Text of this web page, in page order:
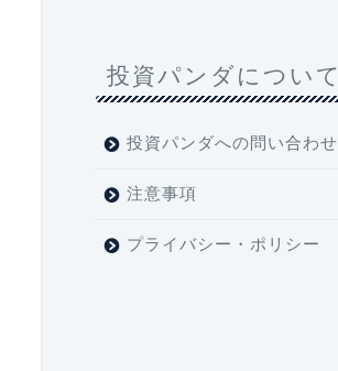
投資パンダについて
投資パンダへの問い合わせ
注意事項
プライバシー・ポリシー